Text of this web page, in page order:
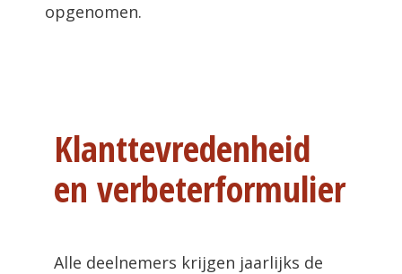
opgenomen.
Klanttevredenheid
en verbeterformulier
Alle deelnemers krijgen jaarlijks de